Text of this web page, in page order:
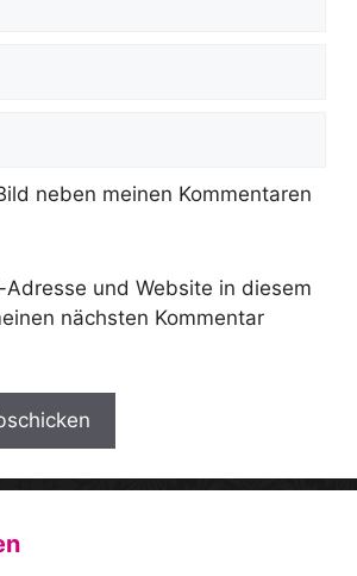
neben meinen Kommentaren
Adresse und Website in diesem
nächsten Kommentar